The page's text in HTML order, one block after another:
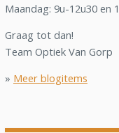
Maandag: 9u-12u30 en
Graag tot dan!
Team Optiek Van Gorp
» Meer blogitems